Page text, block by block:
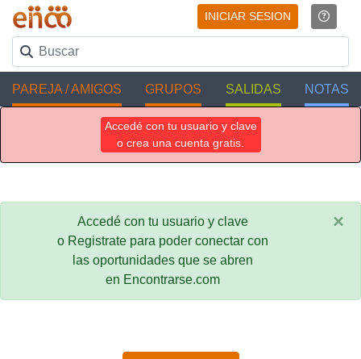
INICIAR SESION
PAREJA / AMIGOS GRUPOS SALIDAS NOTAS
Accedé con tu usuario y clave
o crea una cuenta gratis.
Accedé con tu usuario y clave
o Registrate para poder conectar con
las oportunidades que se abren
en Encontrarse.com
×